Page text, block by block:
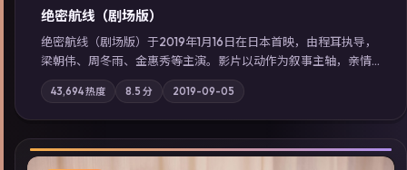
绝密航线（剧场版）
绝密航线（剧场版）于2019年1月16日在日本首映，由程耳执导，
梁朝伟、周冬雨、金惠秀等主演。影片以动作为叙事主轴，亲情
与职责必须在倒计时结束前做出抉择；摄影与配乐强化地域气
质；站内亦可通过「国产免费观看高清电视剧在线看」延展检索
同类型高分佳作，畅享高清在线追剧体验。
43,694热度 8.5 分 2019-09-05